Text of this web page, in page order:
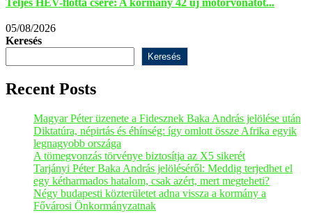
05/08/2026
Keresés
Keresés
Recent Posts
Magyar Péter üzenete a Fidesznek Baka András jelölése után
Diktatúra, népirtás és éhínség: így omlott össze Afrika egyik
legnagyobb országa
A tömegvonzás törvénye biztosítja az X5 sikerét
Tarjányi Péter Baka András jelöléséről: Meddig terjedhet el
egy kétharmados hatalom, csak azért, mert megteheti?
Négy budapesti közterületet adna vissza a kormány a
Fővárosi Önkormányzatnak